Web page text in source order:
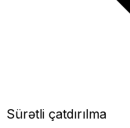
Sürətli çatdırılma